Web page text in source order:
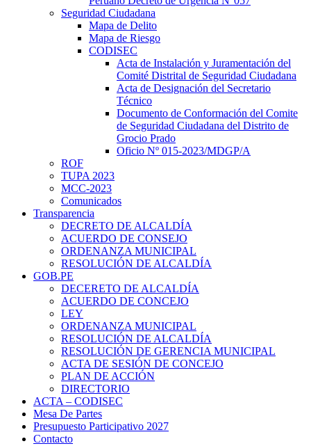
Seguridad Ciudadana
Mapa de Delito
Mapa de Riesgo
CODISEC
Acta de Instalación y Juramentación del
Comité Distrital de Seguridad Ciudadana
Acta de Designación del Secretario
Técnico
Documento de Conformación del Comite
de Seguridad Ciudadana del Distrito de
Grocio Prado
Oficio Nº 015-2023/MDGP/A
ROF
TUPA 2023
MCC-2023
Comunicados
Transparencia
DECRETO DE ALCALDÍA
ACUERDO DE CONSEJO
ORDENANZA MUNICIPAL
RESOLUCIÓN DE ALCALDÍA
GOB.PE
DECERETO DE ALCALDÍA
ACUERDO DE CONCEJO
LEY
ORDENANZA MUNICIPAL
RESOLUCIÓN DE ALCALDÍA
RESOLUCIÓN DE GERENCIA MUNICIPAL
ACTA DE SESIÓN DE CONCEJO
PLAN DE ACCIÓN
DIRECTORIO
ACTA – CODISEC
Mesa De Partes
Presupuesto Participativo 2027
Contacto